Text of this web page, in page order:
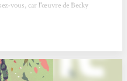
vous, car l'œuvre de Becky
dans The Walking Dead, ni